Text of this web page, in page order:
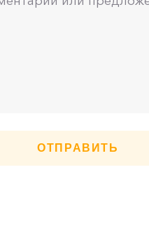
ОТПРАВИТЬ